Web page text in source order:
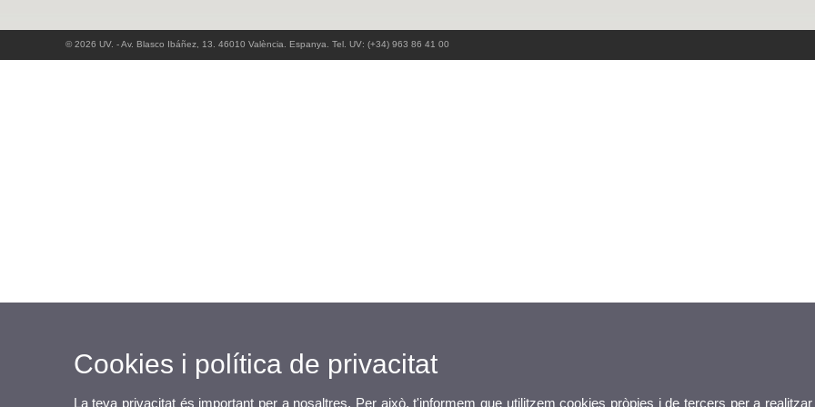
© 2026 UV. - Av. Blasco Ibáñez, 13. 46010 València. Espanya. Tel. UV: (+34) 963 86 41 00
Cookies i política de privacitat
La teva privacitat és important per a nosaltres. Per això, t'informem que utilitzem cookies pròpies i de tercers per a realitzar